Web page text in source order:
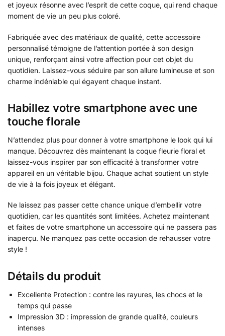
et joyeux résonne avec l’esprit de cette coque, qui rend chaque
moment de vie un peu plus coloré.
Fabriquée avec des matériaux de qualité, cette accessoire
personnalisé témoigne de l’attention portée à son design
unique, renforçant ainsi votre affection pour cet objet du
quotidien. Laissez-vous séduire par son allure lumineuse et son
charme indéniable qui égayent chaque instant.
Habillez votre smartphone avec une
touche florale
N’attendez plus pour donner à votre smartphone le look qui lui
manque. Découvrez dès maintenant la coque fleurie floral et
laissez-vous inspirer par son efficacité à transformer votre
appareil en un véritable bijou. Chaque achat soutient un style
de vie à la fois joyeux et élégant.
Ne laissez pas passer cette chance unique d’embellir votre
quotidien, car les quantités sont limitées. Achetez maintenant
et faites de votre smartphone un accessoire qui ne passera pas
inaperçu. Ne manquez pas cette occasion de rehausser votre
style !
Détails du produit
Excellente Protection : contre les rayures, les chocs et le
temps qui passe
Impression 3D : impression de grande qualité, couleurs
intenses